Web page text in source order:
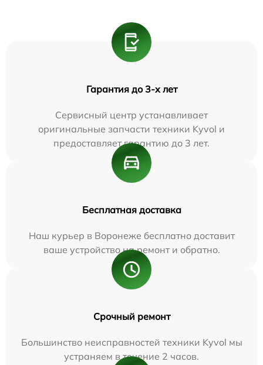
Гарантия до 3-х лет
Сервисный центр устанавливает
оригинальные запчасти техники Kyvol и
предоставляет гарантию до 3 лет.
Бесплатная доставка
Наш курьер в Воронеже бесплатно доставит
ваше устройство на ремонт и обратно.
Срочный ремонт
Большинство неисправностей техники Kyvol мы
устраняем в течение 2 часов.